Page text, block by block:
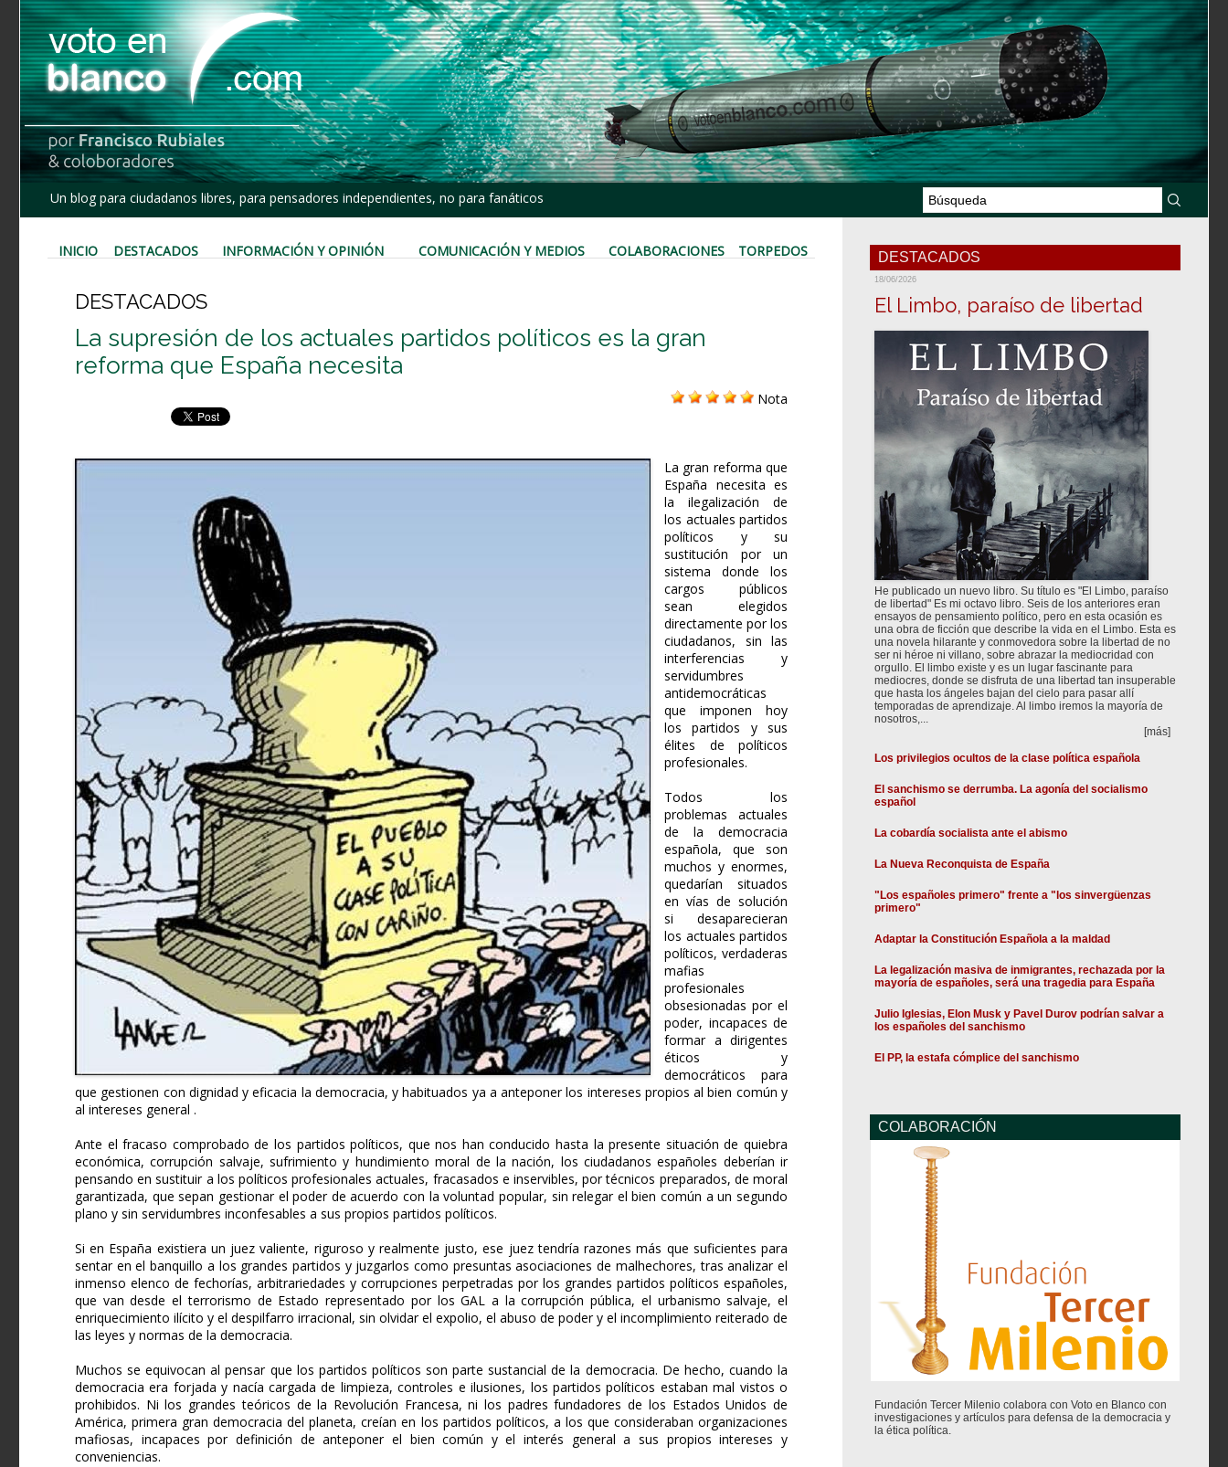
Un blog para ciudadanos libres, para pensadores independientes, no para fanáticos
INICIO DESTACADOS INFORMACIÓN Y OPINIÓN COMUNICACIÓN Y MEDIOS COLABORACIONES TORPEDOS
DESTACADOS
La supresión de los actuales partidos políticos es la gran
reforma que España necesita
Nota
La gran reforma que
España necesita es
la ilegalización de
los actuales partidos
políticos y su
sustitución por un
sistema donde los
cargos públicos
sean elegidos
directamente por los
ciudadanos, sin las
interferencias y
servidumbres
antidemocráticas
que imponen hoy
los partidos y sus
élites de políticos
profesionales.
Todos los
problemas actuales
de la democracia
española, que son
muchos y enormes,
quedarían situados
en vías de solución
si desaparecieran
los actuales partidos
políticos, verdaderas
mafias
profesionales
obsesionadas por el
poder, incapaces de
formar a dirigentes
éticos y
democráticos para
que gestionen con dignidad y eficacia la democracia, y habituados ya a anteponer los intereses propios al bien común y
al intereses general .
Ante el fracaso comprobado de los partidos políticos, que nos han conducido hasta la presente situación de quiebra
económica, corrupción salvaje, sufrimiento y hundimiento moral de la nación, los ciudadanos españoles deberían ir
pensando en sustituir a los políticos profesionales actuales, fracasados e inservibles, por técnicos preparados, de moral
garantizada, que sepan gestionar el poder de acuerdo con la voluntad popular, sin relegar el bien común a un segundo
plano y sin servidumbres inconfesables a sus propios partidos políticos.
Si en España existiera un juez valiente, riguroso y realmente justo, ese juez tendría razones más que suficientes para
sentar en el banquillo a los grandes partidos y juzgarlos como presuntas asociaciones de malhechores, tras analizar el
inmenso elenco de fechorías, arbitrariedades y corrupciones perpetradas por los grandes partidos políticos españoles,
que van desde el terrorismo de Estado representado por los GAL a la corrupción pública, el urbanismo salvaje, el
enriquecimiento ilícito y el despilfarro irracional, sin olvidar el expolio, el abuso de poder y el incomplimiento reiterado de
las leyes y normas de la democracia.
Muchos se equivocan al pensar que los partidos políticos son parte sustancial de la democracia. De hecho, cuando la
democracia era forjada y nacía cargada de limpieza, controles e ilusiones, los partidos políticos estaban mal vistos o
prohibidos. Ni los grandes teóricos de la Revolución Francesa, ni los padres fundadores de los Estados Unidos de
América, primera gran democracia del planeta, creían en los partidos políticos, a los que consideraban organizaciones
mafiosas, incapaces por definición de anteponer el bien común y el interés general a sus propios intereses y
conveniencias.
DESTACADOS
18/06/2026
El Limbo, paraíso de libertad
He publicado un nuevo libro. Su título es "El Limbo, paraíso
de libertad" Es mi octavo libro. Seis de los anteriores eran
ensayos de pensamiento político, pero en esta ocasión es
una obra de ficción que describe la vida en el Limbo. Esta es
una novela hilarante y conmovedora sobre la libertad de no
ser ni héroe ni villano, sobre abrazar la mediocridad con
orgullo. El limbo existe y es un lugar fascinante para
mediocres, donde se disfruta de una libertad tan insuperable
que hasta los ángeles bajan del cielo para pasar allí
temporadas de aprendizaje. Al limbo iremos la mayoría de
nosotros,...
[más]
Los privilegios ocultos de la clase política española
El sanchismo se derrumba. La agonía del socialismo
español
La cobardía socialista ante el abismo
La Nueva Reconquista de España
"Los españoles primero" frente a "los sinvergüenzas
primero"
Adaptar la Constitución Española a la maldad
La legalización masiva de inmigrantes, rechazada por la
mayoría de españoles, será una tragedia para España
Julio Iglesias, Elon Musk y Pavel Durov podrían salvar a
los españoles del sanchismo
El PP, la estafa cómplice del sanchismo
COLABORACIÓN
Fundación Tercer Milenio colabora con Voto en Blanco con
investigaciones y artículos para defensa de la democracia y
la ética política.